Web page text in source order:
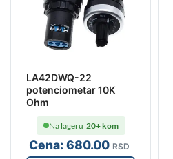
LA42DWQ-22
potenciometar 10K
Ohm
Cena:680.00 RSD
Na lageru 20+ kom